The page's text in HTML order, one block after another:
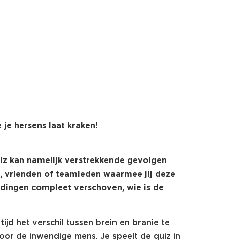
hersens laat kraken!
kan namelijk verstrekkende gevolgen
vrienden of teamleden waarmee jij deze
compleet verschoven, wie is de
het verschil tussen brein en branie te
de inwendige mens. Je speelt de quiz in